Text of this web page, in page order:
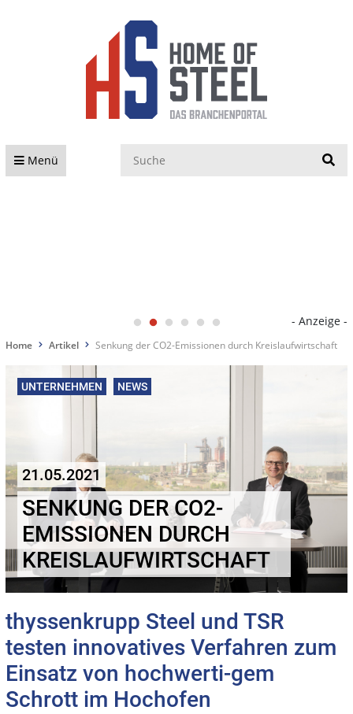
Menü
- Anzeige -
Home Artikel Senkung der CO2-Emissionen durch Kreislaufwirtschaft
UNTERNEHMEN NEWS
21.05.2021
SENKUNG DER CO2-
EMISSIONEN DURCH
KREISLAUFWIRTSCHAFT
thyssenkrupp Steel und TSR
testen innovatives Verfahren zum
Einsatz von hochwerti-gem
Schrott im Hochofen